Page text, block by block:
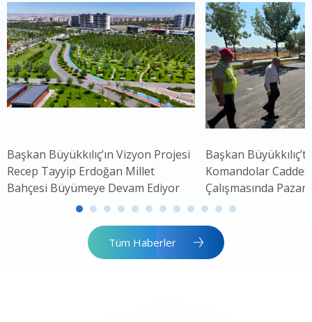
Başkan Büyükkılıç’ın Vizyon Projesi
Recep Tayyip Erdoğan Millet
Bahçesi Büyümeye Devam Ediyor
Başkan
Komandolar
Çalışmasında
Tüm Haberler